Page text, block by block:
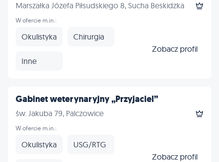
Marszałka Józefa Piłsudskiego 8, Sucha Beskidzka
W ofercie m.in.:
Okulistyka Chirurgia
Inne
Zobacz profil
Gabinet weterynaryjny „Przyjaciel”
św. Jakuba 79, Palczowice
W ofercie m.in.:
Okulistyka USG/RTG
Zobacz profil